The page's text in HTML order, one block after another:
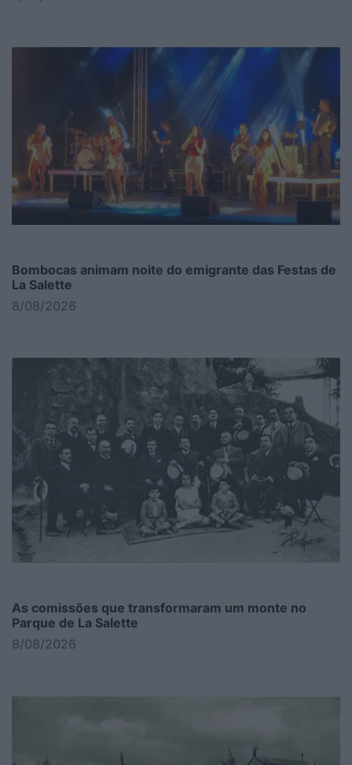
Bombocas animam noite do emigrante das Festas de
La Salette
8/08/2026
As comissões que transformaram um monte no
Parque de La Salette
8/08/2026